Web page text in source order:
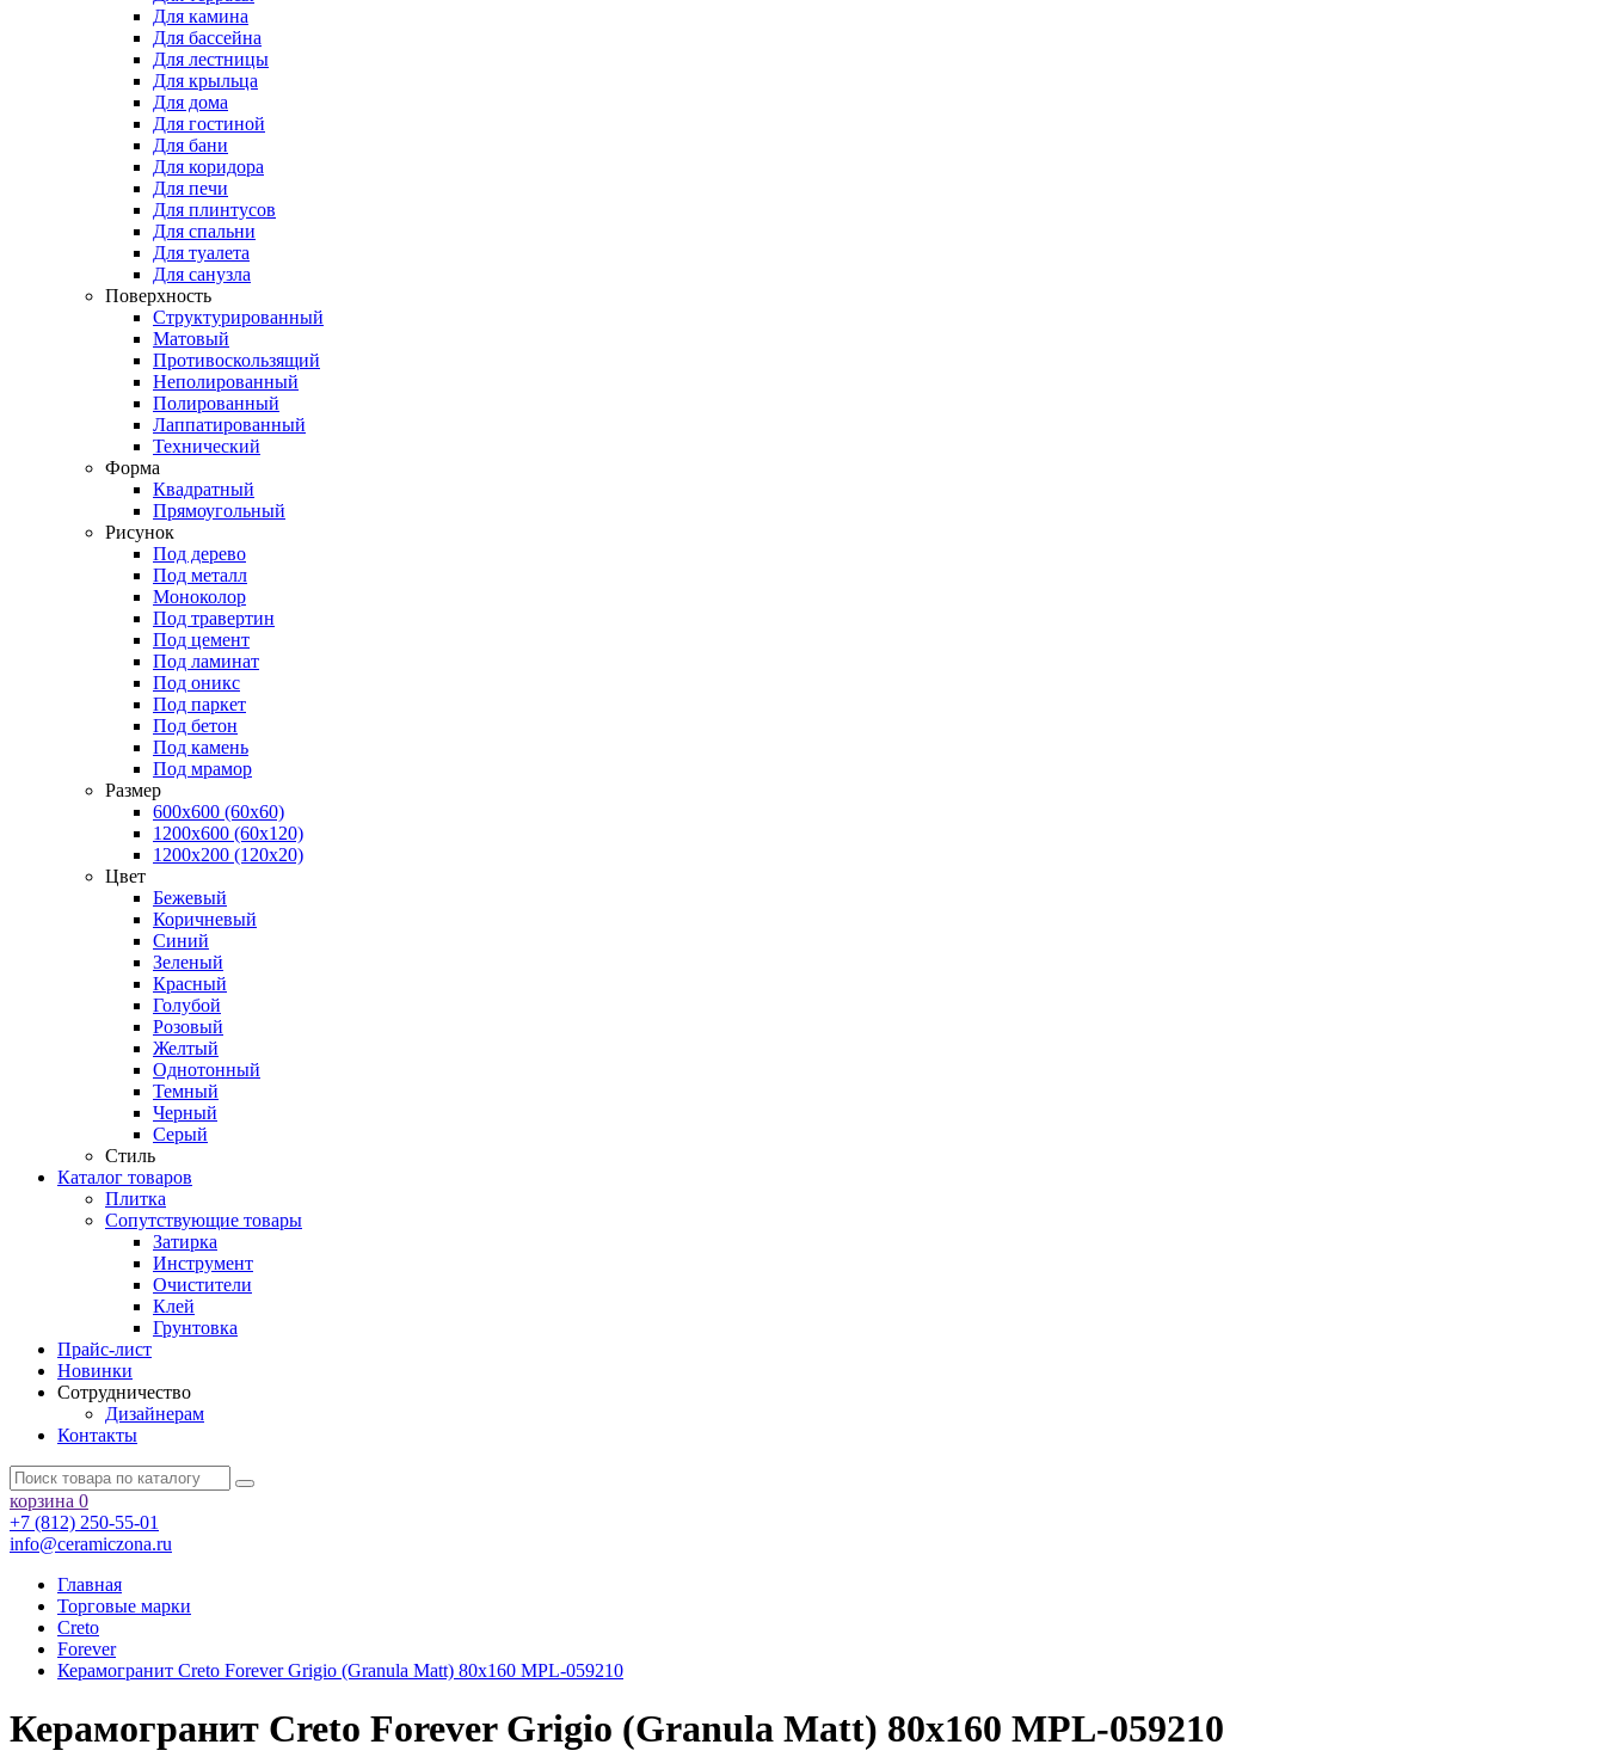
Для камина
Для бассейна
Для лестницы
Для крыльца
Для дома
Для гостиной
Для бани
Для коридора
Для печи
Для плинтусов
Для спальни
Для туалета
Для санузла
Поверхность
Структурированный
Матовый
Противоскользящий
Неполированный
Полированный
Лаппатированный
Технический
Форма
Квадратный
Прямоугольный
Рисунок
Под дерево
Под металл
Моноколор
Под травертин
Под цемент
Под ламинат
Под оникс
Под паркет
Под бетон
Под камень
Под мрамор
Размер
600х600 (60х60)
1200х600 (60х120)
1200х200 (120x20)
Цвет
Бежевый
Коричневый
Синий
Зеленый
Красный
Голубой
Розовый
Желтый
Однотонный
Темный
Черный
Серый
Стиль
Каталог товаров
Плитка
Сопутствующие товары
Затирка
Инструмент
Очистители
Клей
Грунтовка
Прайс-лист
Новинки
Сотрудничество
Дизайнерам
Контакты
корзина 0
+7 (812) 250-55-01
info@ceramiczona.ru
Главная
Торговые марки
Creto
Forever
Керамогранит Creto Forever Grigio (Granula Matt) 80х160 MPL-059210
Керамогранит Creto Forever Grigio (Granula Matt) 80х160 MPL-059210